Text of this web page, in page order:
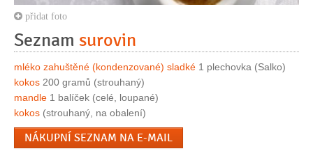
přidat foto
Seznam surovin
mléko zahuštěné (kondenzované) sladké 1 plechovka (Salko)
kokos 200 gramů (strouhaný)
mandle 1 balíček (celé, loupané)
kokos (strouhaný, na obalení)
NÁKUPNÍ SEZNAM NA E-MAIL